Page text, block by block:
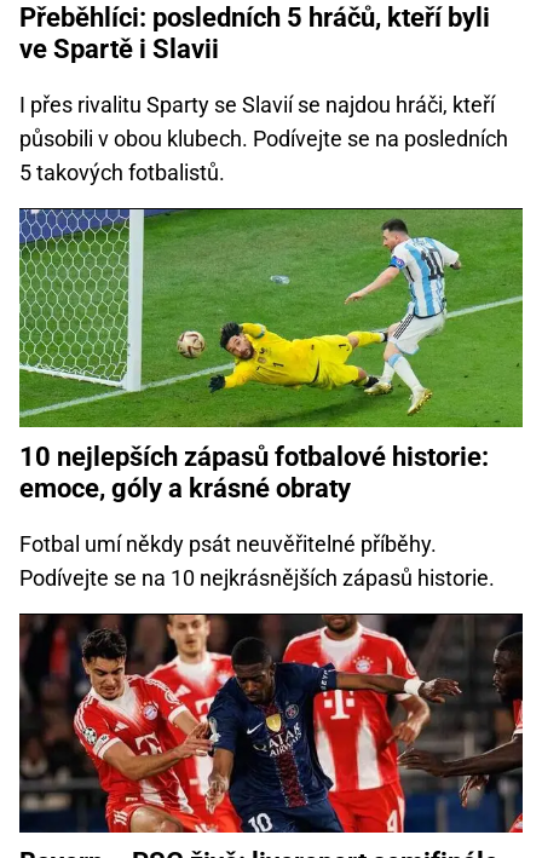
Přeběhlíci: posledních 5 hráčů, kteří byli
ve Spartě i Slavii
I přes rivalitu Sparty se Slavií se najdou hráči, kteří
působili v obou klubech. Podívejte se na posledních
5 takových fotbalistů.
10 nejlepších zápasů fotbalové historie:
emoce, góly a krásné obraty
Fotbal umí někdy psát neuvěřitelné příběhy.
Podívejte se na 10 nejkrásnějších zápasů historie.